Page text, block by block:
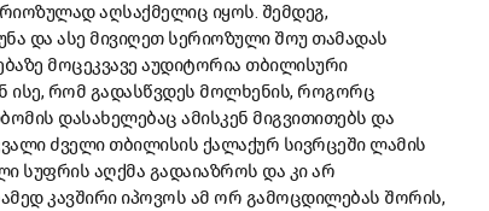
აღსაქმელიც იყოს. შემდეგ,
და ასე მივიღეთ სერიოზული შოუ თამადას
მოცეკვავე აუდიტორია თბილისური
ისე, რომ გადასწვდეს მოლხენის, როგორც
დასახელებაც ამისკენ მიგვითითებს და
ძველი თბილისის ქალაქურ სივრცეში ლამის
სუფრის აღქმა გადაიაზროს და კი არ
კავშირი იპოვოს ამ ორ გამოცდილებას შორის,